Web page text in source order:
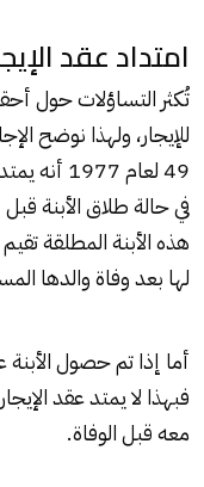
امتداد عقد
تُكثر التساؤلات حول
49 لعام
في حالة طلاق الأبنة
هذه الأبنة المطلقة
لها بعد وفاة والدها
أما إذا تم حصول
فبهذا لا يمتد عقد
معه قبل الوفاة.